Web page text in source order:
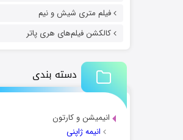
فیلم متری شیش و نیم
کالکشن فیلم‌های هری پاتر
دسته بندی
انیمیشن و کارتون
انیمه ژاپنی